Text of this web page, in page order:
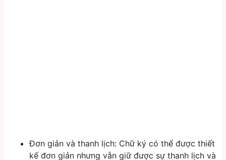
Đơn giản và thanh lịch: Chữ ký có thể được thiết
kế đơn giản nhưng vẫn giữ được sự thanh lịch và